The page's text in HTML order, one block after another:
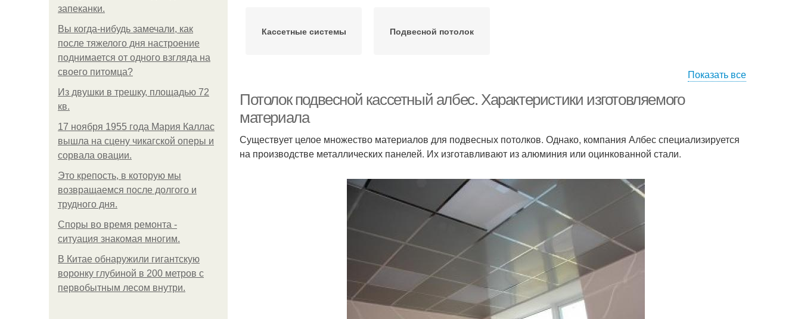
запеканки.
Вы когда-нибудь замечали, как
после тяжелого дня настроение
поднимается от одного взгляда на
своего питомца?
Из двушки в трешку, площадью 72
кв.
17 ноября 1955 года Мария Каллас
вышла на сцену чикагской оперы и
сорвала овации.
Это крепость, в которую мы
возвращаемся после долгого и
трудного дня.
Споры во время ремонта -
ситуация знакомая многим.
В Китaе обнаружили гигaнтскую
воронку глубиной в 200 метров с
первобытным лесом внутри.
Кассетные системы Подвесной потолок
Показать все
Потолок подвесной кассетный албес. Характеристики изготовляемого
материала
Существует целое множество материалов для подвесных потолков. Однако, компания Албес специализируется
на производстве металлических панелей. Их изготавливают из алюминия или оцинкованной стали.